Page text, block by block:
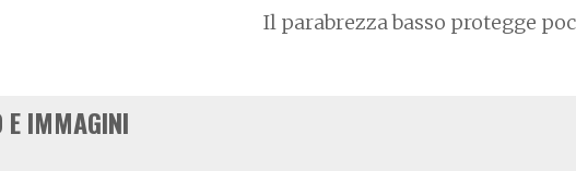
Il parabrezza basso protegge
E IMMAGINI